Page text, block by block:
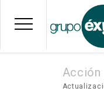
para
principal
Acción